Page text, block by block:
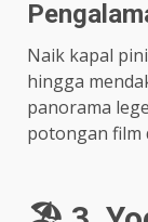
Naik kapal
hingga
panorama
potongan film